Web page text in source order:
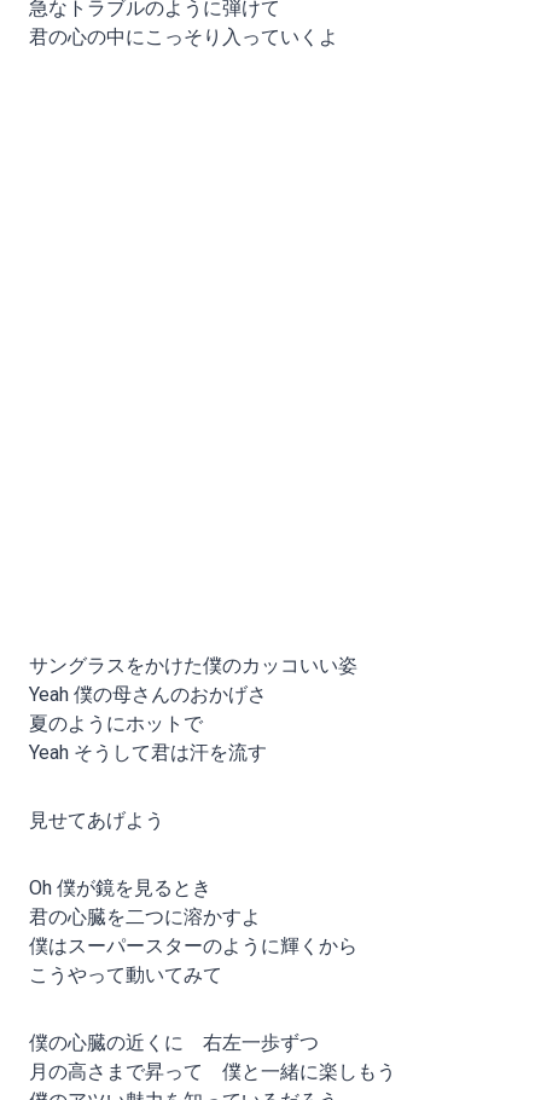
急なトラブルのように弾けて
君の心の中にこっそり入っていくよ
サングラスをかけた僕のカッコいい姿
Yeah 僕の母さんのおかげさ
夏のようにホットで
Yeah そうして君は汗を流す
見せてあげよう
Oh 僕が鏡を見るとき
君の心臓を二つに溶かすよ
僕はスーパースターのように輝くから
こうやって動いてみて
僕の心臓の近くに 右左一歩ずつ
月の高さまで昇って 僕と一緒に楽しもう